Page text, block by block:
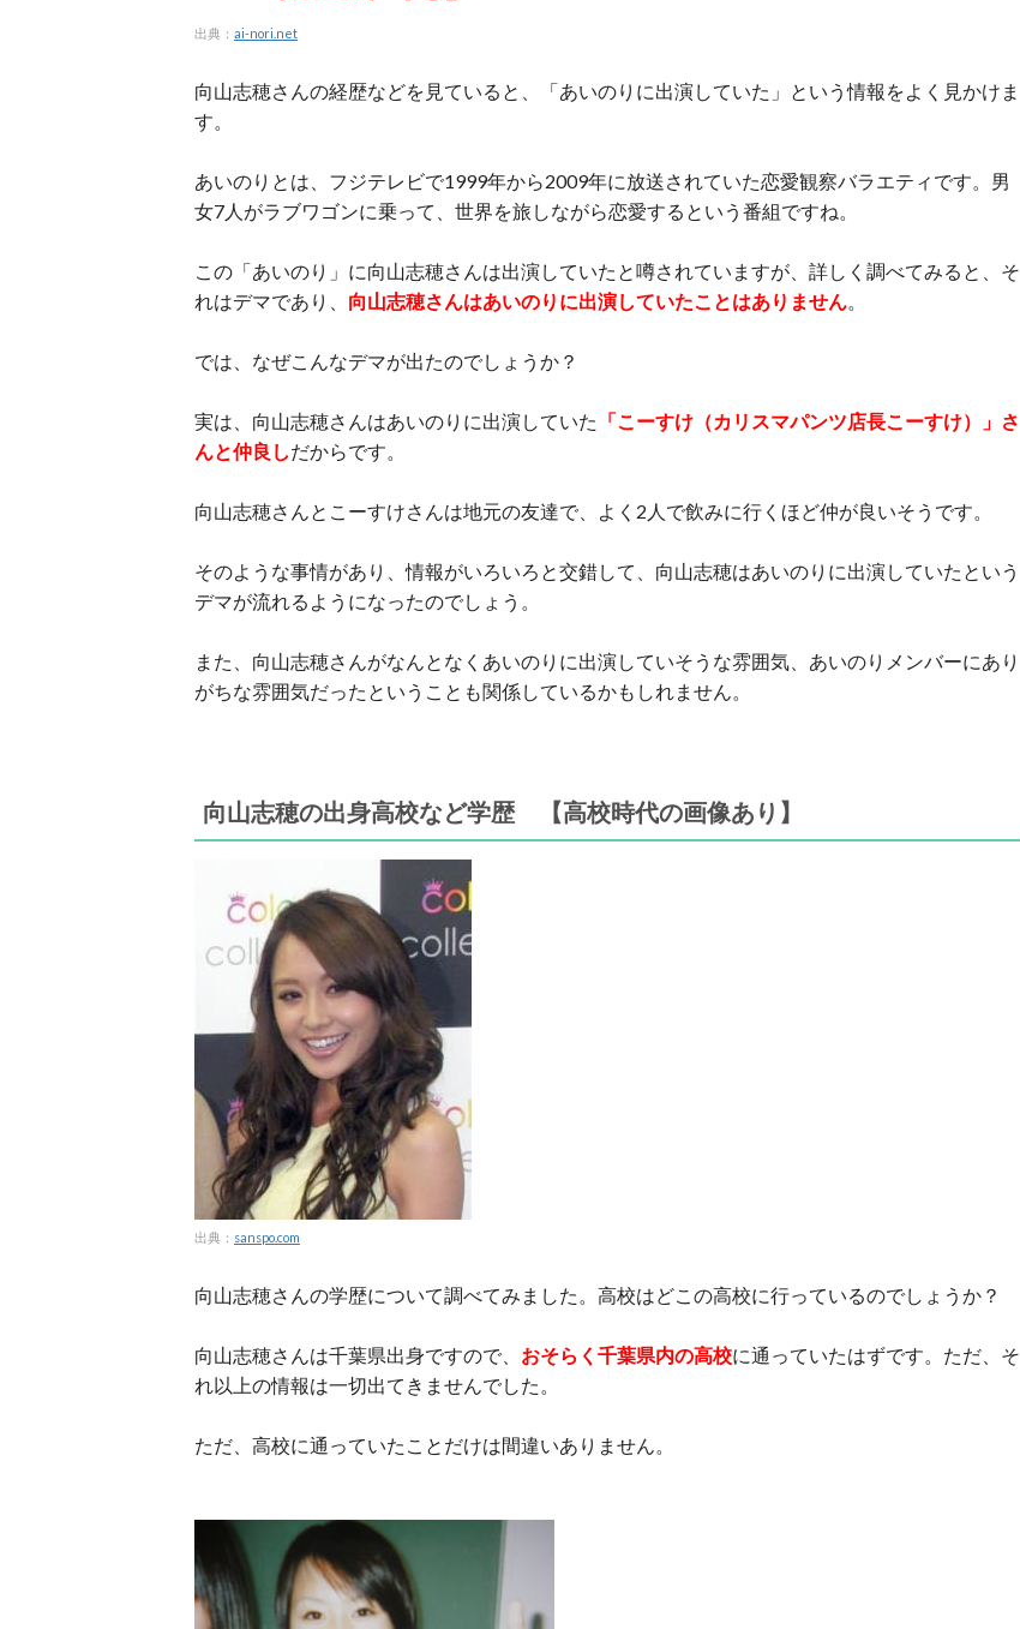
出典： ai-nori.net
向山志穂さんの経歴などを見ていると、「あいのりに出演していた」という情報をよく見かけま
す。
あいのりとは、フジテレビで1999年から2009年に放送されていた恋愛観察バラエティです。男
女7人がラブワゴンに乗って、世界を旅しながら恋愛するという番組ですね。
この「あいのり」に向山志穂さんは出演していたと噂されていますが、詳しく調べてみると、そ
れはデマであり、 向山志穂さんはあいのりに出演していたことはありません。
では、なぜこんなデマが出たのでしょうか？
実は、向山志穂さんはあいのりに出演していた 「こーすけ（カリスマパンツ店長こーすけ）」さ
んと仲良しだからです。
向山志穂さんとこーすけさんは地元の友達で、よく2人で飲みに行くほど仲が良いそうです。
そのような事情があり、情報がいろいろと交錯して、向山志穂はあいのりに出演していたという
デマが流れるようになったのでしょう。
また、向山志穂さんがなんとなくあいのりに出演していそうな雰囲気、あいのりメンバーにあり
がちな雰囲気だったということも関係しているかもしれません。
向山志穂の出身高校など学歴 【高校時代の画像あり】
出典： sanspo.com
向山志穂さんの学歴について調べてみました。高校はどこの高校に行っているのでしょうか？
向山志穂さんは千葉県出身ですので、 おそらく千葉県内の高校に通っていたはずです。ただ、そ
れ以上の情報は一切出てきませんでした。
ただ、高校に通っていたことだけは間違いありません。